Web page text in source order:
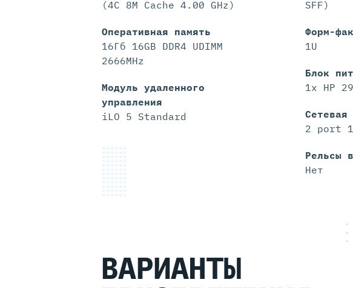
(4C 8M Cache 4.00 GHz)
Оперативная память
16Гб 16GB DDR4 UDIMM
2666MHz
Модуль удаленного
управления
iLO 5 Standard
SFF)
Форм-
1U
Блок
1x HP
Сетевая
2 port
Рельсы
Нет
ВАРИАНТЫ